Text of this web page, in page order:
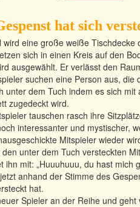
hat sich
wird eine große weiße Tischdecke
sich in einen Kreis auf den
ausgewählt. Er verlässt den
suchen eine Person aus, die
unter dem Tuch indem es sich
zugedeckt wird.
tauschen rasch ihre
interessanter und mystischer,
Mitspieler wieder
unter dem Tuch versteckten
ihn mit: „Huuuhuuu, du hast mich
anhand der Stimme des
hat.
Spieler an der Reihe und